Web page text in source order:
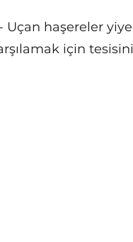
- Uçan haşereler
için